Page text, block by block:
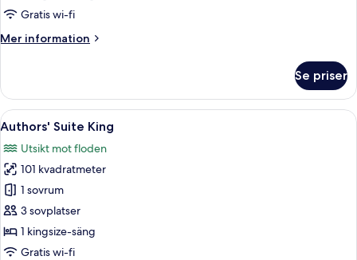
kingsize-
(Chao
Gratis wi-fi
Mer information
Mer
-
kingsize-
(Chao
Phraya)
Se priser
Öppna
alla
foton
för
Authors'
Suite
King
Ett rymligt vardagsrum med ett
6
Authors' Suite King
Utsikt mot floden
101 kvadratmeter
1 sovrum
3 sovplatser
1 kingsize-säng
Gratis wi-fi